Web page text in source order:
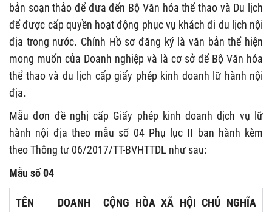
bản soạn thảo để đưa đến Bộ Văn hóa thể thao và Du lịch
để được cấp quyền hoạt động phục vụ khách đi du lịch nội
địa trong nước. Chính Hồ sơ đăng ký là văn bản thể hiện
mong muốn của Doanh nghiệp và là cơ sở để Bộ Văn hóa
thể thao và du lịch cấp giấy phép kinh doanh lữ hành nội
địa.
Mẫu đơn đề nghị cấp Giấy phép kinh doanh dịch vụ lữ
hành nội địa theo mẫu số 04 Phụ lục II ban hành kèm
theo Thông tư 06/2017/TT-BVHTTDL như sau:
Mẫu số 04
TÊN DOANH
CỘNG HÒA XÃ HỘI CHỦ NGHĨA